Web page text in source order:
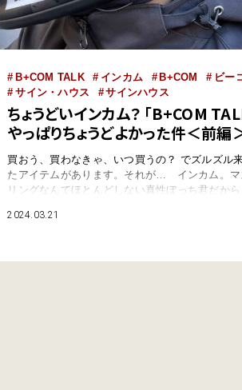
B+COM TALK インカム B+COM
ビー
サイン・ハウス
サインハウス
ちょうどいインカム？ 「B+COM
やっぱりちょうどよかった件＜前編
買おう、買わなきゃ、いつ買うの？ でズルズル
たアイテムがあります。それが… インカム。マ
リングなんてほとんどしない真性ぼっち君だから
動対応！」とか言われても「えぇ…」って感じだ
2024.03.21